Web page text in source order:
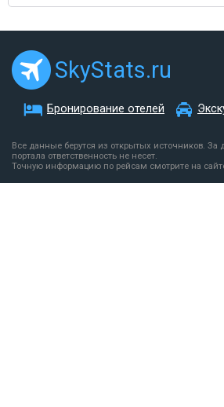
SkyStats.ru
Бронирование отелей
Все данные берутся из открытых источников.
портала ответственность не несет.
Точную информацию по рейсам смотрите на